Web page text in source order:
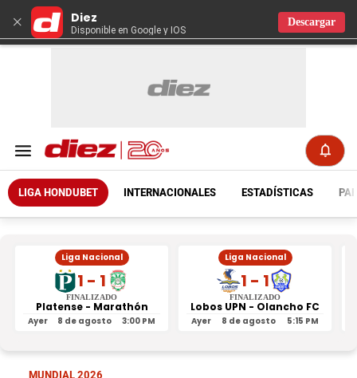
× Diez
Disponible en Google y IOS
Descargar
LIGA HONDUBET INTERNACIONALES ESTADÍSTICAS
Liga Nacional
1 - 1
FINALIZADO
Platense - Marathón
Ayer 8 de agosto 3:00 PM
Liga Nacional
1 - 1
FINALIZADO
Lobos UPN - Olancho FC
Ayer 8 de agosto 5:15 PM
MUNDIAL 2026